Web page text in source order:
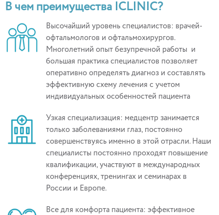
В чем преимущества ICLINIC?
Высочайший уровень специалистов: врачей-
офтальмологов и офтальмохирургов.
Многолетний опыт безупречной работы и
большая практика специалистов позволяет
оперативно определять диагноз и составлять
эффективную схему лечения с учетом
индивидуальных особенностей пациента
Узкая специализация: медцентр занимается
только заболеваниями глаз, постоянно
совершенствуясь именно в этой отрасли. Наши
специалисты постоянно проходят повышение
квалификации, участвуют в международных
конференциях, тренингах и семинарах в
России и Европе.
Все для комфорта пациента: эффективное